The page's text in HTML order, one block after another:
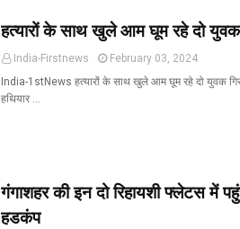
हत्यारों के साथ खुले आम घूम रहे दो युवक
India-Firstnews
February 03, 2024
India-1stNews हत्यारों के साथ खुले आम घूम रहे दो युवक
हथियार …
गंगाशहर की इन दो रिहायशी फ्लेटस में
हडकंप